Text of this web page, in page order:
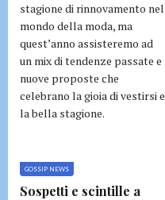
stagione di rinnovamento nel
mondo della moda, ma
quest’anno assisteremo ad
un mix di tendenze passate e
nuove proposte che
celebrano la gioia di vestirsi e
la bella stagione.
GOSSIP NEWS
Sospetti e scintille a